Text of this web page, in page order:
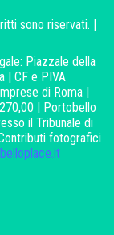
sono riservati. |
Piazzale della
| CF e PIVA
di Roma |
| Portobello
il Tribunale di
fotografici